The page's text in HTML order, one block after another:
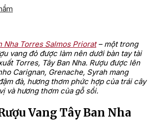
Nha Torres Salmos Priorat– một trong
vang đỏ được làm nên dưới bàn tay tài
Torres, Tây Ban Nha. Rượu được lên
Carignan, Grenache, Syrah mang
đà, hương thơm phức hợp của trái cây
và hương thơm của gỗ sồi.
Vang Tây Ban Nha